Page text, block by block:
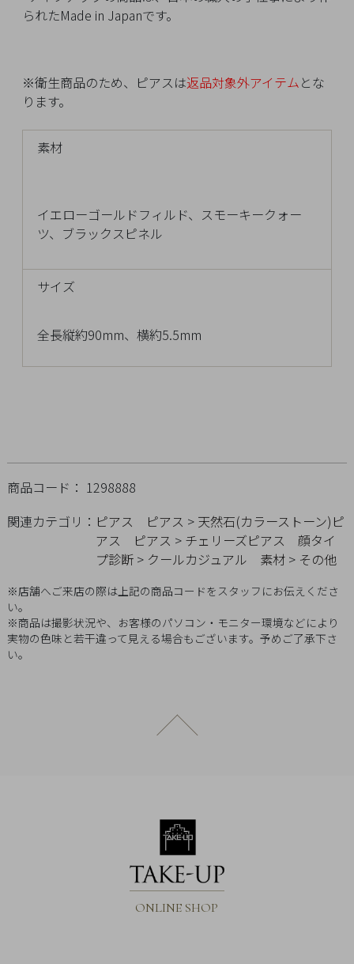
られたMade in Japanです。
※衛生商品のため、ピアスは返品対象外アイテムとな
ります。
素材
イエローゴールドフィルド、スモーキークォー
ツ、ブラックスピネル
サイズ
全長縦約90mm、横約5.5mm
商品コード： 1298888
関連カテゴリ： ピアス ピアス > 天然石(カラーストーン)ピ
アス
ピアス > チェリーズピアス
顔タイ
プ診断 > クールカジュアル 素材 > その他
※店舗へご来店の際は上記の商品コードをスタッフにお伝えくださ
い。
※商品は撮影状況や、お客様のパソコン・モニター環境などにより
実物の色味と若干違って見える場合もございます。予めご了承下さ
い。
ページトップへ戻る
ONLINE SHOP
お
入
り
イ
テ
チ
ェ
し
た
ご
用
ド
Q&A